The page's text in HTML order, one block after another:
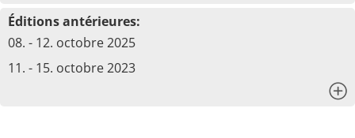
Éditions antérieures:
08. - 12. octobre 2025
11. - 15. octobre 2023